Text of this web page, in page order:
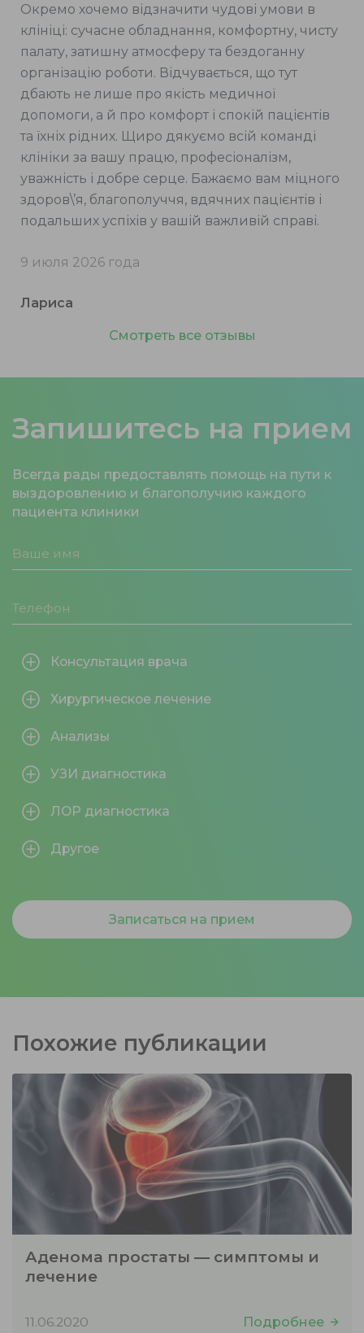
Окремо хочемо відзначити чудові умови в
клініці: сучасне обладнання, комфортну, чисту
палату, затишну атмосферу та бездоганну
організацію роботи. Відчувається, що тут
дбають не лише про якість медичної
допомоги, а й про комфорт і спокій пацієнтів
та їхніх рідних. Щиро дякуємо всій команді
клініки за вашу працю, професіоналізм,
уважність і добре серце. Бажаємо вам міцного
здоров\’я, благополуччя, вдячних пацієнтів і
подальших успіхів у вашій важливій справі.
9 июля 2026 года
Лариса
Смотреть все отзывы
Запишитесь на прием
Всегда рады предоставлять помощь на пути к
выздоровлению и благополучию каждого
пациента клиники
Консультация врача
Хирургическое лечение
Анализы
УЗИ диагностика
ЛОР диагностика
Другое
Записаться на прием
Похожие публикации
Аденома простаты — симптомы и
лечение
11.06.2020 Подробнее